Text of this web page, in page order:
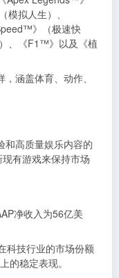
模拟人生）、
》（极速快
、《F1™》以及《植
涵盖体育、动作、
和高质量娱乐内容的
有游戏来保持市场
净收入为56亿美
科技行业的市场份额
的稳定表现。